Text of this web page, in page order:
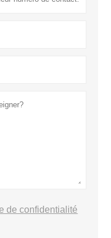
de confidentialité